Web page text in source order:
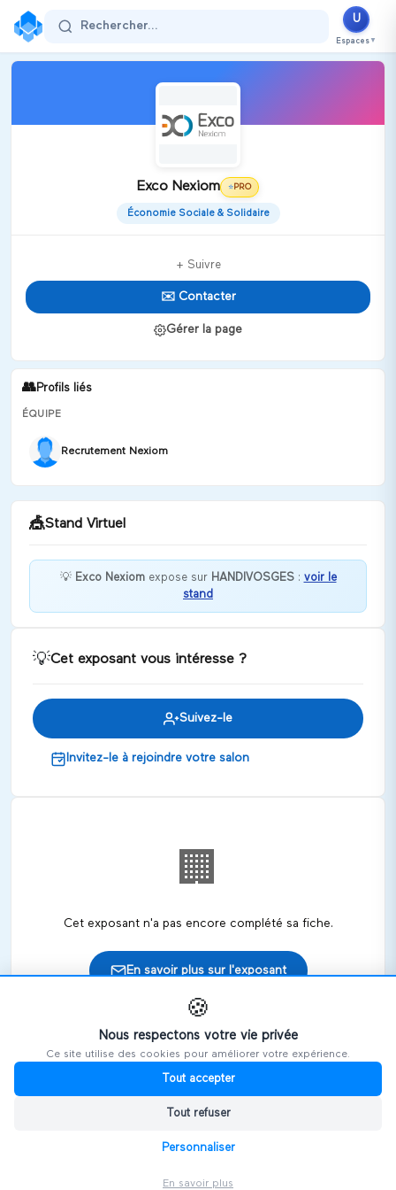
Rechercher...
U
Espaces ▼
Exco Nexiom ⭐PRO
Économie Sociale & Solidaire
+ Suivre
✉️ Contacter
Gérer la page
👥Profils liés
ÉQUIPE
Recrutement Nexiom
🎪Stand Virtuel
💡 Exco Nexiomexpose sur HANDIVOSGES: voir le
stand
💡Cet exposant vous intéresse ?
Suivez-le
Invitez-le à rejoindre votre salon
🏢
Cet exposant n'a pas encore complété sa fiche.
En savoir plus sur l'exposant
🎪Retrouvez cet exposant sur les salons
🍪
Nous respectons votre vie privée
Ce site utilise des cookies pour améliorer votre expérience.
Tout accepter
Tout refuser
Personnaliser
En savoir plus